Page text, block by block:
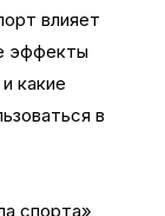
влияет
эффекты
какие
в
спорта»,